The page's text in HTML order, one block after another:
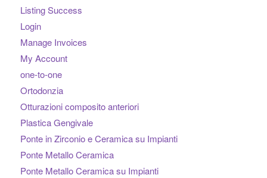
Listing Success
Login
Manage Invoices
My Account
one-to-one
Ortodonzia
Otturazioni composito anteriori
Plastica Gengivale
Ponte in Zirconio e Ceramica su Impianti
Ponte Metallo Ceramica
Ponte Metallo Ceramica su Impianti